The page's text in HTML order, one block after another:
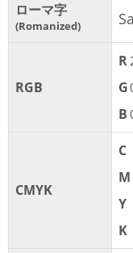
ローマ字
Romanized
RGB
R
G
B
CMYK
C
M
Y
K